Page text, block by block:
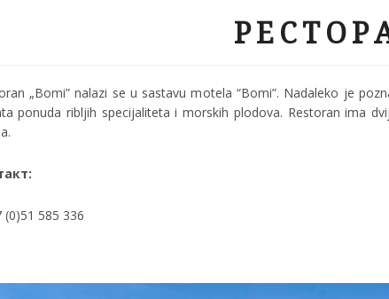
„Bomi” nalazi se u sastavu motela “Bomi”. Nadaleko je
ponuda ribljih specijaliteta i morskih plodova. Restoran ima
(0)51 585 336